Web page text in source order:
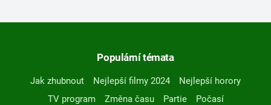
Populární témata
Jak zhubnout Nejlepší filmy 2024
Nejlepší horory
TV program
Změna času Partie
Počasí